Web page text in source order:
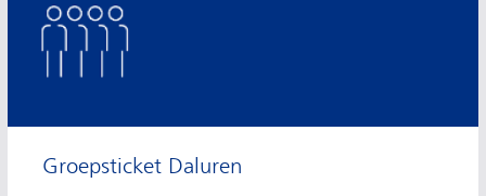
Groepsticket Daluren